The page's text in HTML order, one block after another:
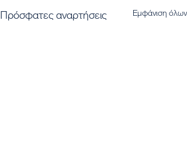
Πρόσφατες αναρτήσεις Εμφάνιση όλων